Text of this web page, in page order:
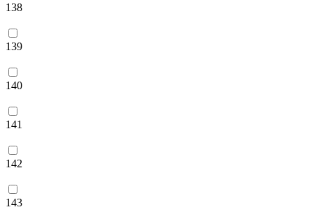
138
139
140
141
142
143